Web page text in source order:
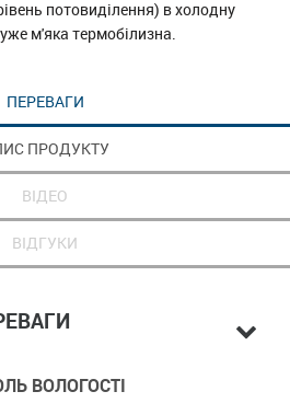
потовиділення) в холодну
м'яка термобілизна.
ПЕРЕВАГИ
ПРОДУКТУ
ВІДЕО
ВІДГУКИ
ВОЛОГОСТІ